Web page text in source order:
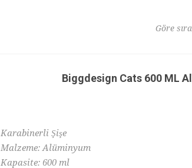
Göre
Biggdesign Cats 600 ML
Karabinerli Şişe
Malzeme: Alüminyum
Kapasite: 600 ml